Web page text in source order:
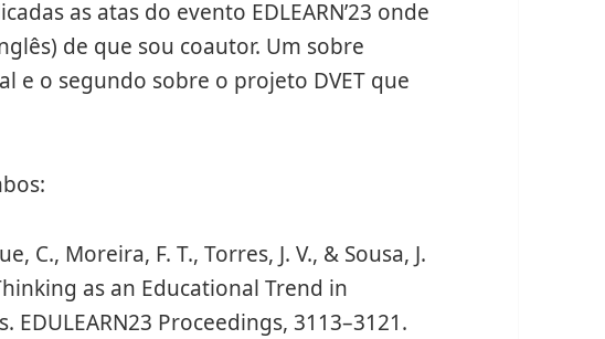
as atas do evento EDLEARN’23 onde
de que sou coautor. Um sobre
e o segundo sobre o projeto DVET que
C., Moreira, F. T., Torres, J. V., & Sousa, J.
as an Educational Trend in
Proceedings, 3113–3121.